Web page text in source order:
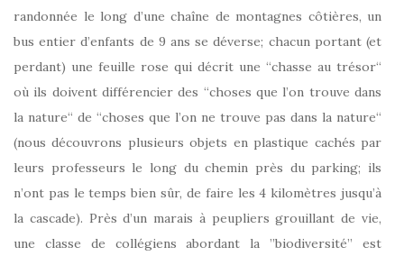
randonnée le long d’une chaîne de montagnes côtières, un
bus entier d’enfants de 9 ans se déverse; chacun portant (et
perdant) une feuille rose qui décrit une “chasse au trésor“
où ils doivent différencier des “choses que l’on trouve dans
la nature“ de “choses que l’on ne trouve pas dans la nature“
(nous découvrons plusieurs objets en plastique cachés par
leurs professeurs le long du chemin près du parking; ils
n’ont pas le temps bien sûr, de faire les 4 kilomètres jusqu’à
la cascade). Près d’un marais à peupliers grouillant de vie,
une classe de collégiens abordant la ”biodiversité” est